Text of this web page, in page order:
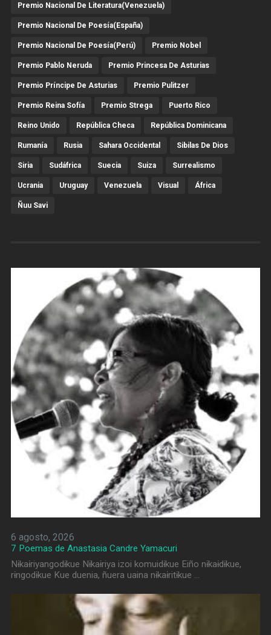
Premio Nacional De Literatura(Venezuela)
Premio Nacional De Poesía(España)
Premio Nacional De Poesía(Perú) Premio Nobel
Premio Pablo Neruda Premio Princesa De Asturias
Premio Príncipe De Asturias Premio Pulitzer
Premio Reina Sofía Premio Strega Puerto Rico
Reino Unido República Checa República Dominicana
Rumanía Rusia Sahara Occidental Sibilas De Dios
Siria Sudáfrica Suecia Suiza Surrealismo
Ucrania Uruguay Venezuela Visual África
Ñuu Savi
6 agosto, 2026
7 Poemas de Anastasia Candre Yamacuri
Nɨkaɨriyangodɨkue Nɨkaɨriya izoi komuidɨkue Eiño nɨkaɨdɨkue,
rɨngodɨkue Kue duenia, ñuera uaina nɨkaɨritɨkue …